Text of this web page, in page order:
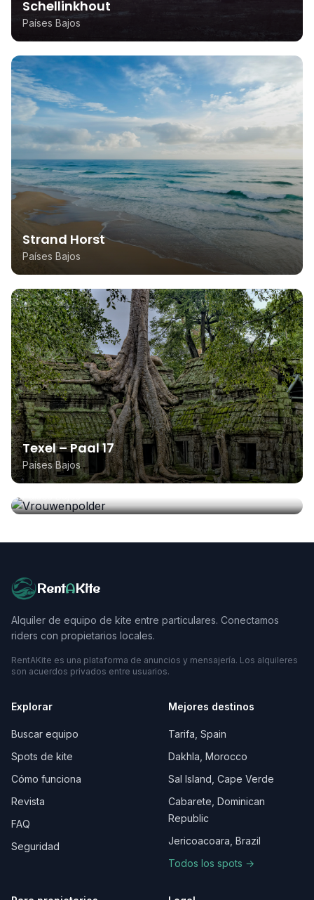
Schellinkhout
Países Bajos
Strand Horst
Países Bajos
Texel – Paal 17
Países Bajos
Vrouwenpolder
RentAKite
Alquiler de equipo de kite entre particulares. Conectamos
riders con propietarios locales.
RentAKite es una plataforma de anuncios y mensajería. Los alquileres
son acuerdos privados entre usuarios.
Explorar
Buscar equipo
Spots de kite
Cómo funciona
Revista
FAQ
Seguridad
Mejores destinos
Tarifa, Spain
Dakhla, Morocco
Sal Island, Cape Verde
Cabarete, Dominican
Republic
Jericoacoara, Brazil
Todos los spots →